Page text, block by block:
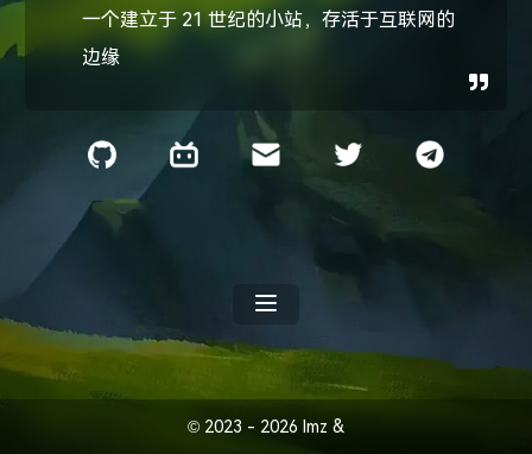
一个建立于 21 世纪的小站，存活于互联网的
边缘
© 2023 - 2026 Imz &